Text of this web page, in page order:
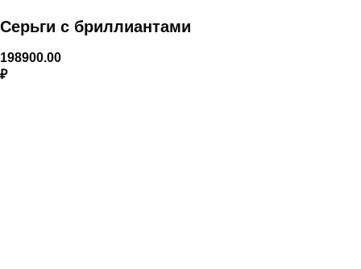
Серьги с бриллиантами
198900.00
₽